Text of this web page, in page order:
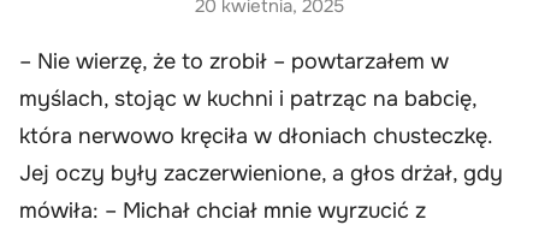
20 kwietnia, 2025
– Nie wierzę, że to zrobił – powtarzałem w
myślach, stojąc w kuchni i patrząc na babcię,
która nerwowo kręciła w dłoniach chusteczkę.
Jej oczy były zaczerwienione, a głos drżał, gdy
mówiła: – Michał chciał mnie wyrzucić z